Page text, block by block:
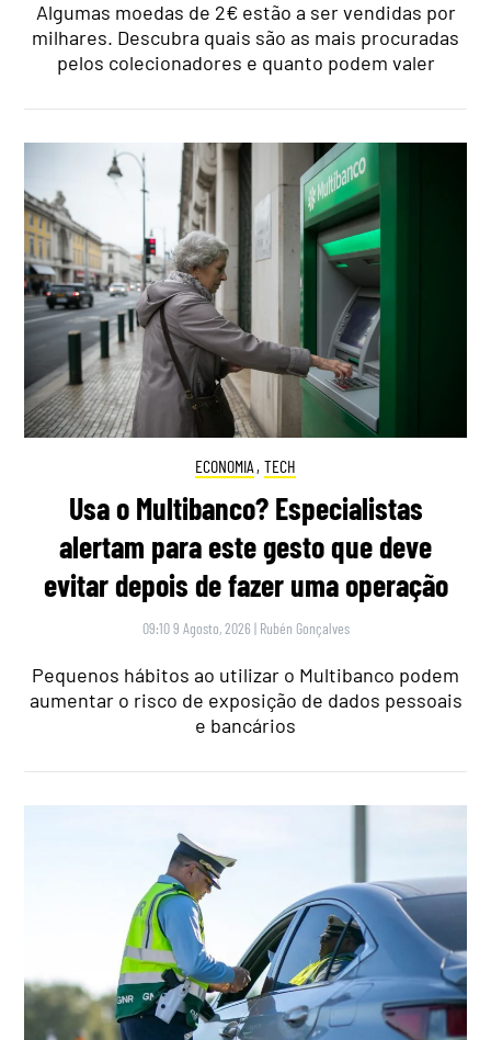
Algumas moedas de 2€ estão a ser vendidas por
milhares. Descubra quais são as mais procuradas
pelos colecionadores e quanto podem valer
ECONOMIA , TECH
Usa o Multibanco? Especialistas
alertam para este gesto que deve
evitar depois de fazer uma operação
09:10 9 Agosto, 2026 | Rubén Gonçalves
Pequenos hábitos ao utilizar o Multibanco podem
aumentar o risco de exposição de dados pessoais
e bancários